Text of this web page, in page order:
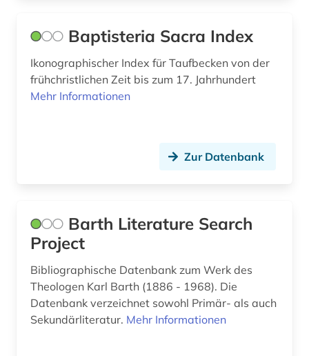
griechenland (1)
griechenland (altertum) (1)
griechisch (3)
gutenberg (1)
gutenberg-bibel (1)
habad (1)
hadith (1)
hagiographie (2)
Baptisteria Sacra Index
Ikonographischer Index für Taufbecken von der
frühchristlichen Zeit bis zum 17. Jahrhundert
Mehr Informationen
Zur Datenbank
Barth Literature Search
Project
Bibliographische Datenbank zum Werk des
Theologen Karl Barth (1886 - 1968). Die
Datenbank verzeichnet sowohl Primär- als auch
Sekundärliteratur. Mehr Informationen